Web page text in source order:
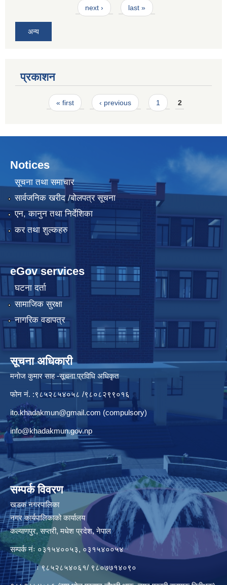
next › last »
अन्य
प्रकाशन
Pages« first ‹ previous 1 2
Notices
सूचना तथा समाचार
सार्वजनिक खरीद /बोलपत्र सूचना
एन, कानुन तथा निर्देशिका
कर तथा शुल्कहरु
eGov services
घटना दर्ता
सामाजिक सुरक्षा
नागरिक वडापत्र
सूचना अधिकारी
मनाेज कुमार साह -सूचना प्रविधि अधिकृत
फोन नं. :९८५२८५४०५८ /९८०८२९९०१६
ito.khadakmun@gmail.com (compulsory)
info@khadakmun.gov.np
सम्पर्क विवरण
खडक नगरपालिका
नगर कार्यपालिकाको कार्यालय
कल्याणपुर, सप्तरी, मधेश प्रदेश, नेपाल
सम्पर्क नंः ०३१५४००५३, ०३१५४००५४
ः ९८५२८५४०६१/ ९८०७७१४०९०